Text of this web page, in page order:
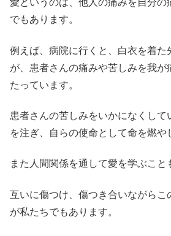
愛というのは、他人の痛みを自分の
でもあります。
例えば、病院に行くと、白衣を着た
が、患者さんの痛みや苦しみを我が
たっています。
患者さんの苦しみをいかになくして
を注ぎ、自らの使命として命を燃や
また人間関係を通して愛を学ぶこと
互いに傷つけ、傷つき合いながらこ
が私たちでもあります。